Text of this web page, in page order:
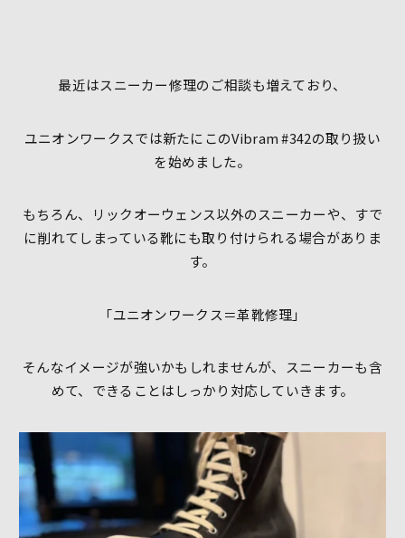
最近はスニーカー修理のご相談も増えており、
ユニオンワークスでは新たにこのVibram #342の取り扱い
を始めました。
もちろん、リックオーウェンス以外のスニーカーや、すで
に削れてしまっている靴にも取り付けられる場合がありま
す。
「ユニオンワークス＝革靴修理」
そんなイメージが強いかもしれませんが、スニーカーも含
めて、できることはしっかり対応していきます。